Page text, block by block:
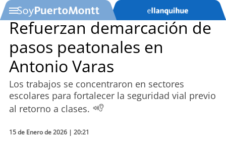
SOYTV
Podcast
Actualidad
Entretención
Refuerzan demarcación de
pasos peatonales en
Antonio Varas
Los trabajos se concentraron en sectores
escolares para fortalecer la seguridad vial previo
al retorno a clases.
15 de Enero de 2026 | 20:21